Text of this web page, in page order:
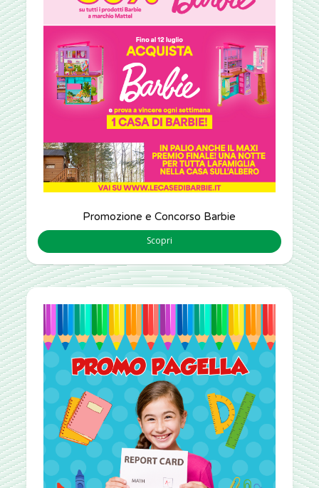
Promozione e Concorso Barbie
Scopri